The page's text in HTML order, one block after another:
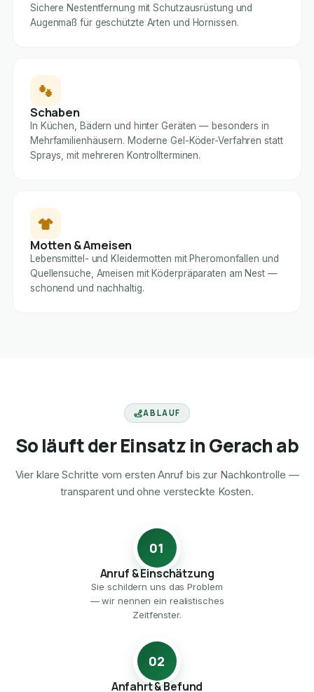
Sichere Nestentfernung mit Schutzausrüstung und
Augenmaß für geschützte Arten und Hornissen.
Schaben
In Küchen, Bädern und hinter Geräten — besonders in
Mehrfamilienhäusern. Moderne Gel-Köder-Verfahren statt
Sprays, mit mehreren Kontrollterminen.
Motten & Ameisen
Lebensmittel- und Kleidermotten mit Pheromonfallen und
Quellensuche, Ameisen mit Köderpräparaten am Nest —
schonend und nachhaltig.
ABLAUF
So läuft der Einsatz in Gerach ab
Vier klare Schritte vom ersten Anruf bis zur Nachkontrolle —
transparent und ohne versteckte Kosten.
01
Anruf & Einschätzung
Sie schildern uns das Problem
— wir nennen ein realistisches
Zeitfenster.
02
Anfahrt & Befund